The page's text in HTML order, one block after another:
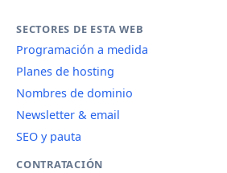
SECTORES DE ESTA WEB
Programación a medida
Planes de hosting
Nombres de dominio
Newsletter & email
SEO y pauta
CONTRATACIÓN